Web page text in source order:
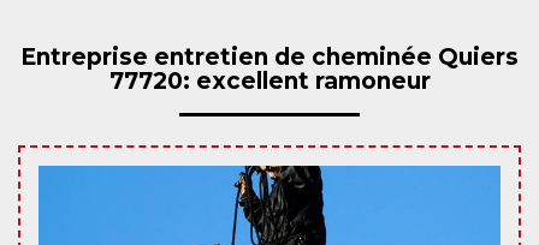
Entreprise entretien de cheminée Quiers
77720: excellent ramoneur